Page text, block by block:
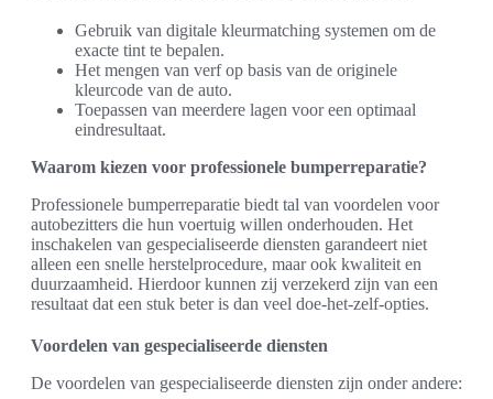
Gebruik van digitale kleurmatching systemen om de
exacte tint te bepalen.
Het mengen van verf op basis van de originele
kleurcode van de auto.
Toepassen van meerdere lagen voor een optimaal
eindresultaat.
Waarom kiezen voor professionele bumperreparatie?
Professionele bumperreparatie biedt tal van voordelen voor
autobezitters die hun voertuig willen onderhouden. Het
inschakelen van gespecialiseerde diensten garandeert niet
alleen een snelle herstelprocedure, maar ook kwaliteit en
duurzaamheid. Hierdoor kunnen zij verzekerd zijn van een
resultaat dat een stuk beter is dan veel doe-het-zelf-opties.
Voordelen van gespecialiseerde diensten
De voordelen van gespecialiseerde diensten zijn onder andere: